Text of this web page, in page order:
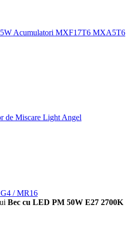
Acumulatori MXF17T6 MXA5T6
de Miscare Light Angel
/ MR16
Bec cu LED PM 50W E27 2700K